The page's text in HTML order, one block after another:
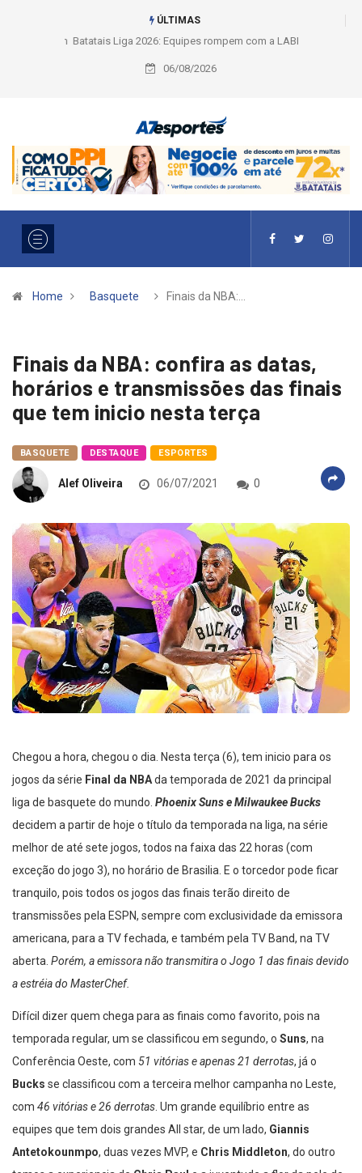
ÚLTIMAS
Liga 2026: Equipes rompem com a LABE na Série Ouro e entidade define
a 2° fase, times e formato
06/08/2026
Home Basquete Finais da NBA:…
Finais da NBA: confira as datas,
horários e transmissões das finais
que tem inicio nesta terça
BASQUETE DESTAQUE ESPORTES
Alef Oliveira 06/07/2021 0
Chegou a hora, chegou o dia. Nesta terça (6), tem inicio para os
jogos da série Final da NBAda temporada de 2021 da principal
liga de basquete do mundo. Phoenix Suns e Milwaukee Bucks
decidem a partir de hoje o título da temporada na liga, na série
melhor de até sete jogos, todos na faixa das 22 horas (com
exceção do jogo 3), no horário de Brasilia. E o torcedor pode ficar
tranquilo, pois todos os jogos das finais terão direito de
transmissões pela ESPN, sempre com exclusividade da emissora
americana, para a TV fechada, e também pela TV Band, na TV
aberta. Porém, a emissora não transmitira o Jogo 1 das finais devido
a estréia do MasterChef.
Difícil dizer quem chega para as finais como favorito, pois na
temporada regular, um se classificou em segundo, o Suns, na
Conferência Oeste, com 51 vitórias e apenas 21 derrotas, já o
Bucks se classificou com a terceira melhor campanha no Leste,
com 46 vitórias e 26 derrotas. Um grande equilíbrio entre as
equipes que tem dois grandes All star, de um lado, Giannis
Antetokounmpo, duas vezes MVP, e Chris Middleton, do outro